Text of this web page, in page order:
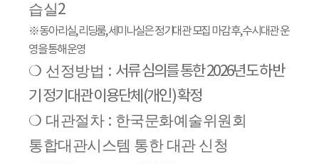
습실2
※동아리실,리딩룸,세미나실은 정기대관 모집 마감 후,수시대관 운
영을 통해 운영
❍ 선정방법 : 서류 심의를 통한2026년도 하반
기 정기대관 이용단체 (개인)확정
❍ 대관절차 : 한국문화예술위원회
통합대관시스템 통한 대관 신청